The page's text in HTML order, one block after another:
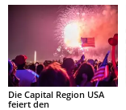
Die Capital Region USA
feiert den